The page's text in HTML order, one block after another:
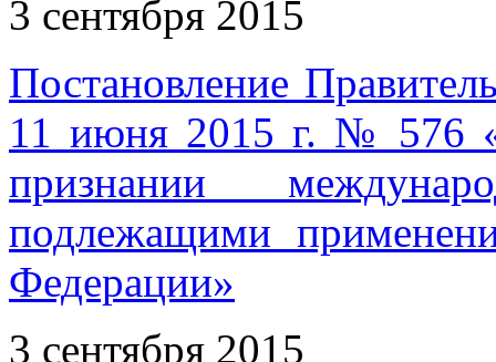
3 сентября 2015
Постановление
11 июня 2015 г. № 576
признании
подлежащими
Федерации»
3 сентября 2015